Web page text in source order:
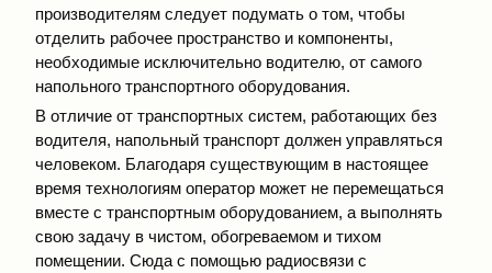
производителям следует подумать о том, чтобы
отделить рабочее пространство и компоненты,
необходимые исключительно водителю, от самого
напольного транспортного оборудования.
В отличие от транспортных систем, работающих без
водителя, напольный транспорт должен управляться
человеком. Благодаря существующим в настоящее
время технологиям оператор может не перемещаться
вместе с транспортным оборудованием, а выполнять
свою задачу в чистом, обогреваемом и тихом
помещении. Сюда с помощью радиосвязи с